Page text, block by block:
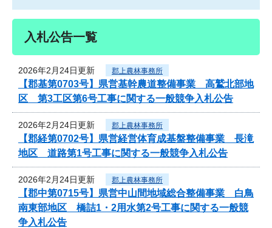
入札公告一覧
2026年2月24日更新 郡上農林事務所
【郡基第0703号】県営基幹農道整備事業 高鷲北部地
区 第3工区第6号工事に関する一般競争入札公告
2026年2月24日更新 郡上農林事務所
【郡経第0702号】県営経営体育成基盤整備事業 長滝
地区 道路第1号工事に関する一般競争入札公告
2026年2月24日更新 郡上農林事務所
【郡中第0715号】県営中山間地域総合整備事業 白鳥
南東部地区 橋詰1・2用水第2号工事に関する一般競
争入札公告